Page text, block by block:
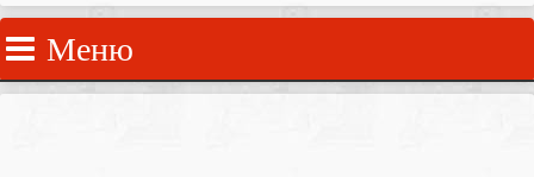
Меню